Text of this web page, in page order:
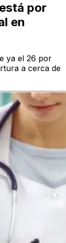
por
en
ya el 26 por
a cerca de